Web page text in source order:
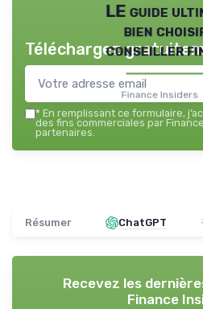
LE guide
bien
conseiller
Finance Insiders
Téléchargez
* En remplissant ce formulaire,
des fins commerciales par
partenaires.
Résumer ChatGPT
Recevez les
Finance